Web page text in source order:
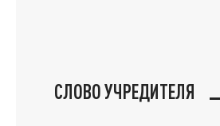
СЛОВО УЧРЕДИТЕЛЯ